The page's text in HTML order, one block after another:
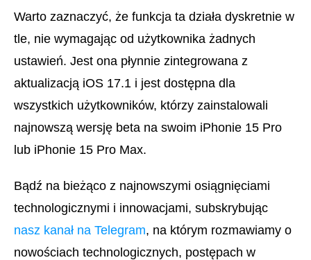
Warto zaznaczyć, że funkcja ta działa dyskretnie w
tle, nie wymagając od użytkownika żadnych
ustawień. Jest ona płynnie zintegrowana z
aktualizacją iOS 17.1 i jest dostępna dla
wszystkich użytkowników, którzy zainstalowali
najnowszą wersję beta na swoim iPhonie 15 Pro
lub iPhonie 15 Pro Max.
Bądź na bieżąco z najnowszymi osiągnięciami
technologicznymi i innowacjami, subskrybując
nasz kanał na Telegram, na którym rozmawiamy o
nowościach technologicznych, postępach w